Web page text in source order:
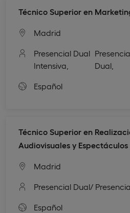
Técnico Superior en
Madrid
Presencial Dual
Intensiva,
Dual,
Español
Técnico Superior en
Audiovisuales y Espectáculos
Madrid
Presencial Dual/
Español